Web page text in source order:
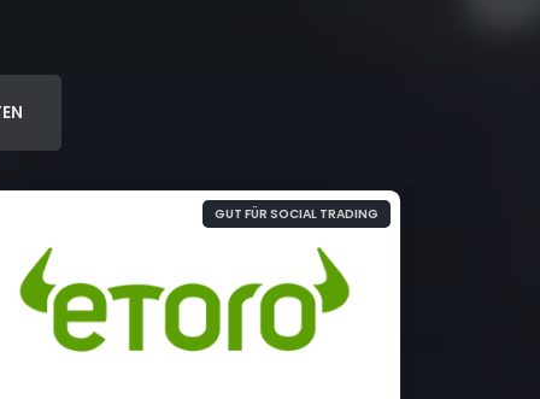
GUT FÜR SOCIAL TRADING